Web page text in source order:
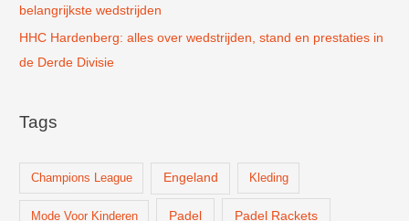
belangrijkste wedstrijden
HHC Hardenberg: alles over wedstrijden, stand en prestaties in
de Derde Divisie
Tags
Champions League Engeland Kleding
Mode Voor Kinderen Padel Padel Rackets